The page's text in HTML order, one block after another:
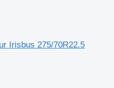
Irisbus 275/70R22.5